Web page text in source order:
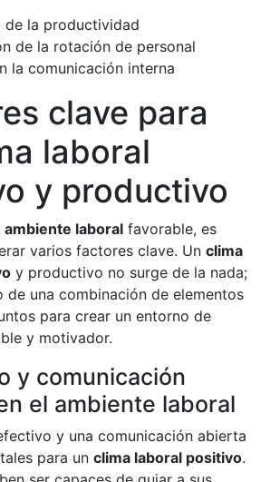
de la productividad
de la rotación de personal
la comunicación interna
clave para
laboral
y productivo
ambiente laboral favorable, es
varios factores clave. Unclima
y productivo no surge de la nada;
de una combinación de elementos
para crear un entorno de
y motivador.
y comunicación
el ambiente laboral
y una comunicación abierta
para unclima laboral positivo.